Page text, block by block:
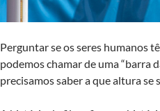
Perguntar se os seres humanos
podemos chamar de uma “barra
precisamos saber a que altura se